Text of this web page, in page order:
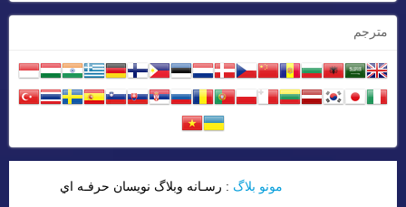
مترجم
مونو بلاگ : رسـانه وبلاگ نويسان حرفـه اي